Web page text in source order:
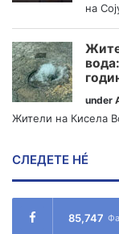
на
under
Жители на Кисела
СЛЕДЕТЕ НÉ
85,747